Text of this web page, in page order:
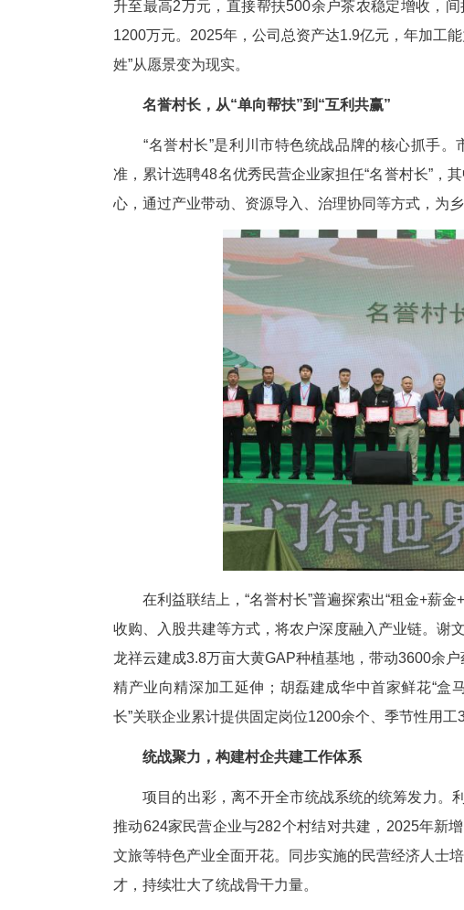
在品质端，公司依托省级技能大师工
生态升级。卓万凯推动建立“大师引领
内部专业培训覆盖120余人，组织“全
文旅业态，打造“利川红会客厅”研学
升至最高2万元，直接帮扶500余户茶
1200万元。2025年，公司总资产达1.9
姓”从愿景变为现实。
名誉村长，从“单向帮扶”到“互利
“名誉村长”是利川市特色统战品牌
准，累计选聘48名优秀民营企业家担任
心，通过产业带动、资源导入、治理